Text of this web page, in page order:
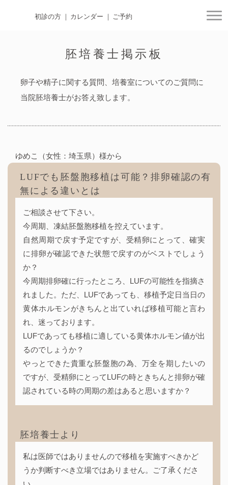
初診の方 カレンダー ご予約
胚培養士掲示板
卵子や精子に関する質問、培養室についてのご質問に
当院胚培養士がお答え致します。
ゆめこ（女性：埼玉県）様から
LUFでも胚盤胞移植は可能？排卵確認の有
無による違いとは
ご相談させて下さい。
今周期、凍結胚盤胞移植を控えています。
自然周期で戻す予定ですが、受精卵にとって、確実
に排卵が確認できた状態で戻すのがベストでしょう
か？
今周期排卵確に行ったところ、LUFの可能性を指摘さ
れました。ただ、LUFであっても、移植予定日当日の
黄体ホルモンがきちんと出ていれば移植可能と言わ
れ、迷っております。
LUFであっても移植に適している黄体ホルモン値が出
るのでしょうか？
やっとできた貴重な胚盤胞の為、万全を期したいの
ですが、受精卵にとってLUFの時ときちんと排卵が確
認されている時の周期の差はあると思いますか？
胚培養士より
私は医師ではありませんので移植を実施すべきかど
うか判断すべき立場ではありません。ご了承くださ